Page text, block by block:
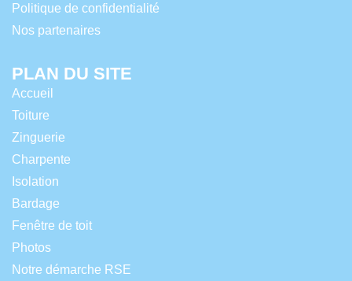
Politique de confidentialité
Nos partenaires
PLAN DU SITE
Accueil
Toiture
Zinguerie
Charpente
Isolation
Bardage
Fenêtre de toit
Photos
Notre démarche RSE